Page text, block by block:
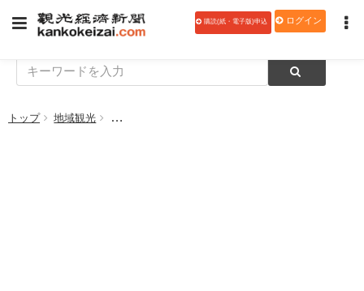
購読(紙・電子版)申込 ログイン
トップ 地域観光 西日本鉄道、「THE RAIL KITCHEN CHIKUGO」の